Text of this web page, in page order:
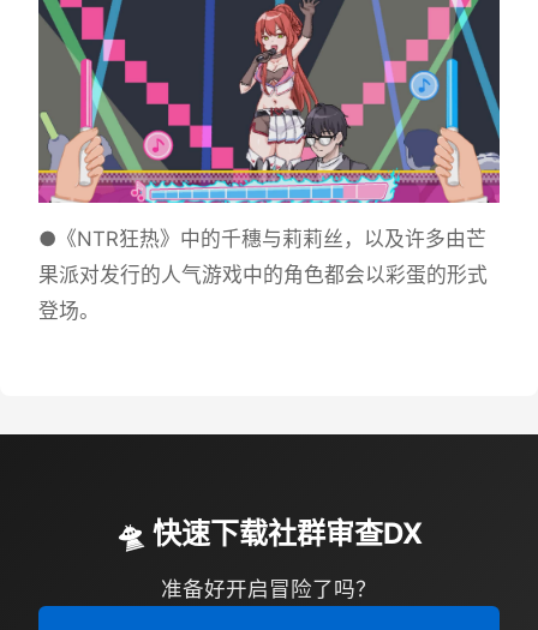
●《NTR狂热》中的千穗与莉莉丝，以及许多由芒
果派对发行的人气游戏中的角色都会以彩蛋的形式
登场。
🛸 快速下载社群审查DX
准备好开启冒险了吗？